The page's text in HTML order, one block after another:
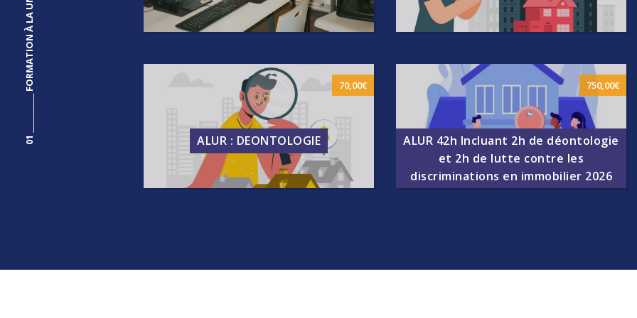
répondre aux obligations annuelles de 7h DCI
pour les statuts IOBSP et 14h ALUR pour
l'immobilier
EN SAVOIR PLUS SUR LA FORMATION
Un parcours complet pour les CGP qui permet de
répondre aux obligations annuelles de 14h ALUR
EN SAVOIR PLUS SUR LA FORMATION
70,00€
ALUR : DEONTOLOGIE
EN SAVOIR PLUS SUR LA FORMATION
750,00€
ALUR 42h Incluant 2h de déontologie
et 2h de lutte contre les
discriminations en immobilier 2026
EN SAVOIR PLUS SUR LA FORMATION
01 ___________ FORMATION À LA UNE